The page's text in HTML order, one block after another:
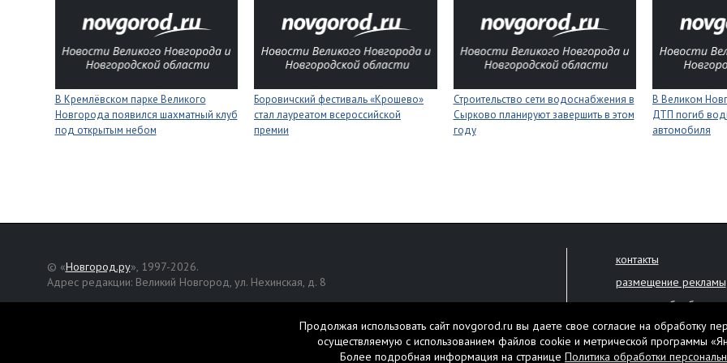
В Кремлёвском парке Великого
Новгорода появился шахматный клуб
под открытым небом
Боровичский фестиваль «Крошево»
стал лауреатом всероссийской
премии
Строительство сети водоснабжения в
Сырково планируют завершить в этом
году
В Великом
ДТП погиб
автомобиля
© «Новгород.ру», 1997-2026.
Адрес редакции: Великий Новгород, ул. Нехинская, д. 8
, публикуются на правах рекламы.
контакты
размещение рекламы
политика обработки
Настоящий ресурс
Продолжая использовать сайт novgorod.ru вы даете свое согласие на обработку
осуществляемую с использованием файлов cookie и метрической программы
Более подробная информация на странице Политика обработки